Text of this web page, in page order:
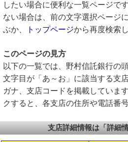
したい場合に便利な一覧ページで
ない場合は、前の文字選択ページ
ぶか、
トップページから再度検索
このページの見方
以下の一覧では、野村信託銀行の
文字目が「あ～お」に該当する支
ガナ、支店コードを掲載していま
クすると、各支店の住所や電話番
支店詳細情報は「詳細